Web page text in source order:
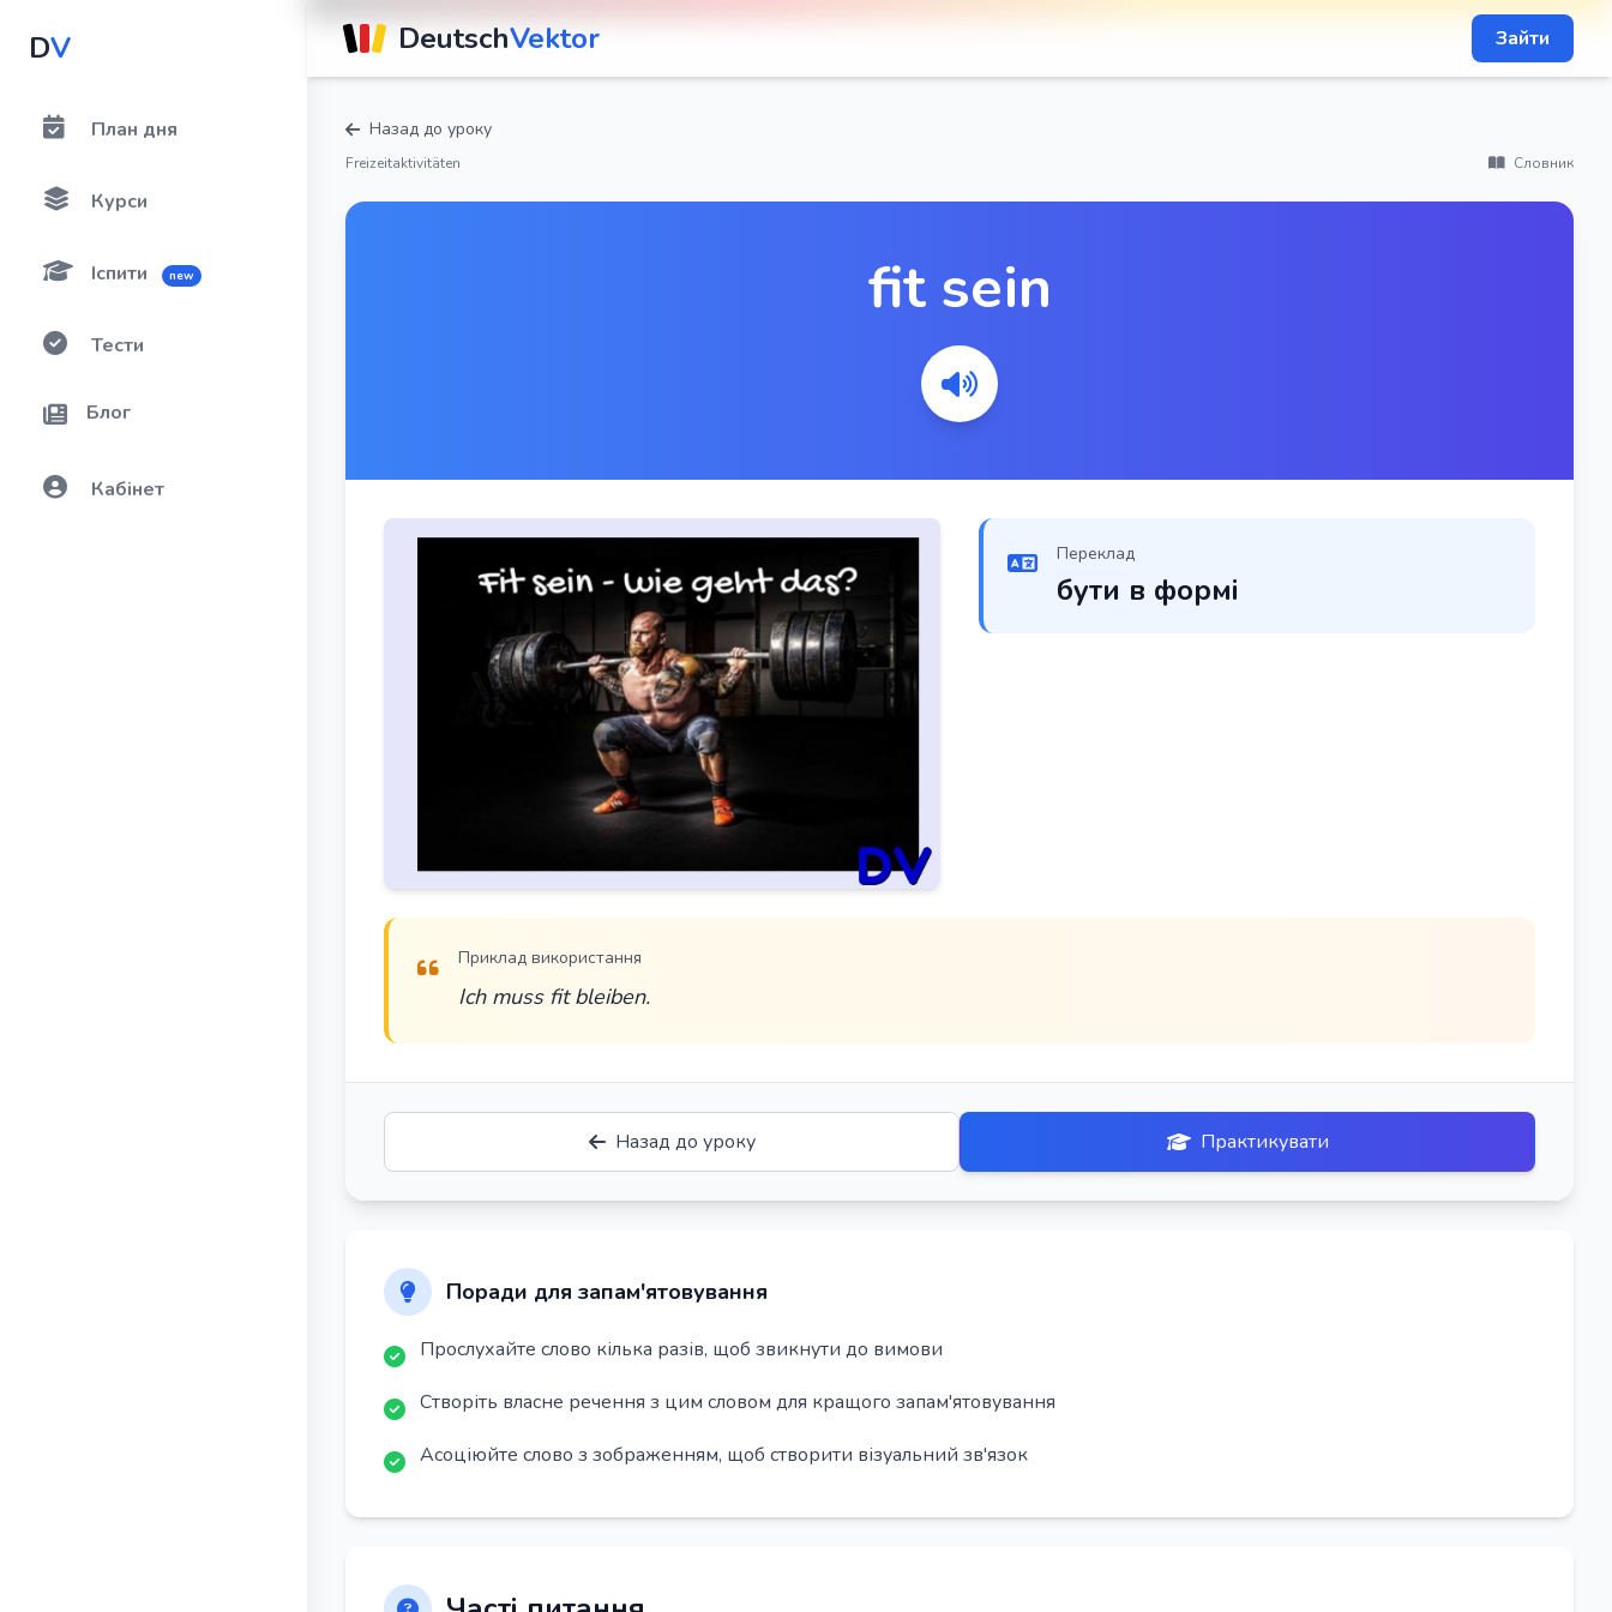
DV
План дня
Курси
Іспити new
Тести
Блог
Кабінет
DeutschVektor Зайти
Назад до уроку
Freizeitaktivitäten Словник
fit sein
Переклад
бути в формі
Приклад використання
Ich muss fit bleiben.
Назад до уроку Практикувати
Поради для запам'ятовування
Прослухайте слово кілька разів, щоб звикнути до вимови
Створіть власне речення з цим словом для кращого запам'ятовування
Асоціюйте слово з зображенням, щоб створити візуальний зв'язок